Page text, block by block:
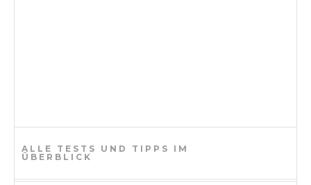
ALLE TESTS UND TIPPS IM
ÜBERBLICK